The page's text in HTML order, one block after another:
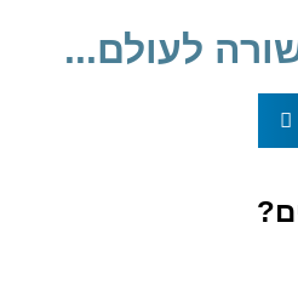
לעולם...